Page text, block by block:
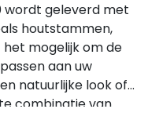
wordt geleverd met
houtstammen,
mogelijk om de
aan uw
natuurlijke look of
combinatie van